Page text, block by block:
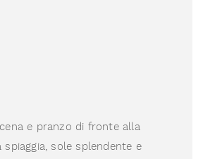
e pranzo di fronte alla
sole splendente e